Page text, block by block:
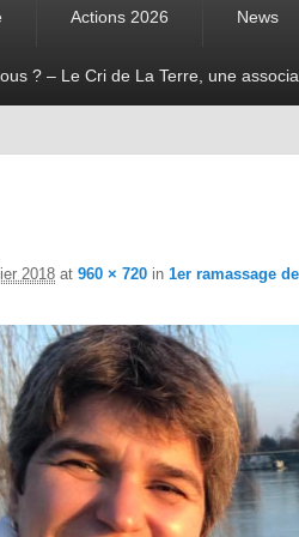
Actions 2026 News
? – Le Cri de La Terre, une
2018 at 960 × 720 in 1er ramassage